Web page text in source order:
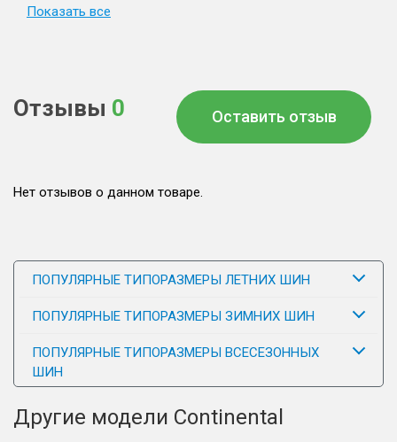
Показать все
Отзывы 0 Оставить отзыв
Нет отзывов о данном товаре.
ПОПУЛЯРНЫЕ ТИПОРАЗМЕРЫ ЛЕТНИХ ШИН
ПОПУЛЯРНЫЕ ТИПОРАЗМЕРЫ ЗИМНИХ ШИН
ПОПУЛЯРНЫЕ ТИПОРАЗМЕРЫ ВСЕСЕЗОННЫХ
ШИН
Другие модели Continental